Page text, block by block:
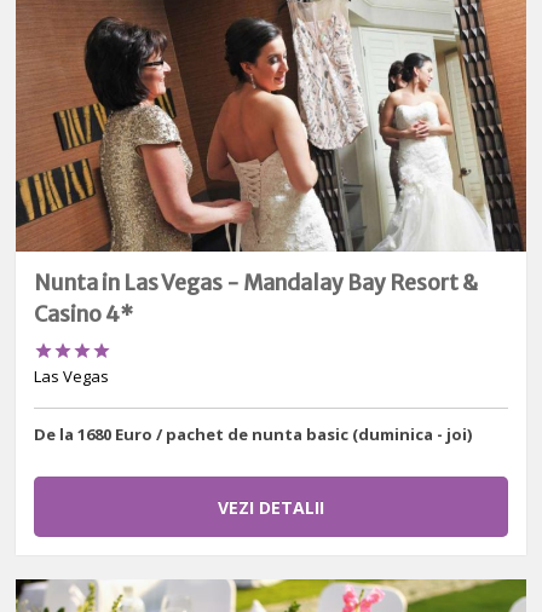
Nunta in Las Vegas - Mandalay Bay Resort &
Casino 4*

Las Vegas
De la 1680 Euro / pachet de nunta basic (duminica - joi)
VEZI DETALII